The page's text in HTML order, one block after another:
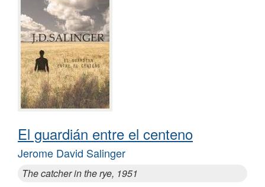
El guardián entre el centeno
Jerome David Salinger
The catcher in the rye, 1951